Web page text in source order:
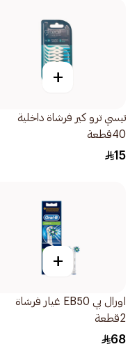
+
تيسي ترو كير فرشاة داخلية
40قطعة
15
+
اورال بي EB50 غيار فرشاة
2قطعة
68